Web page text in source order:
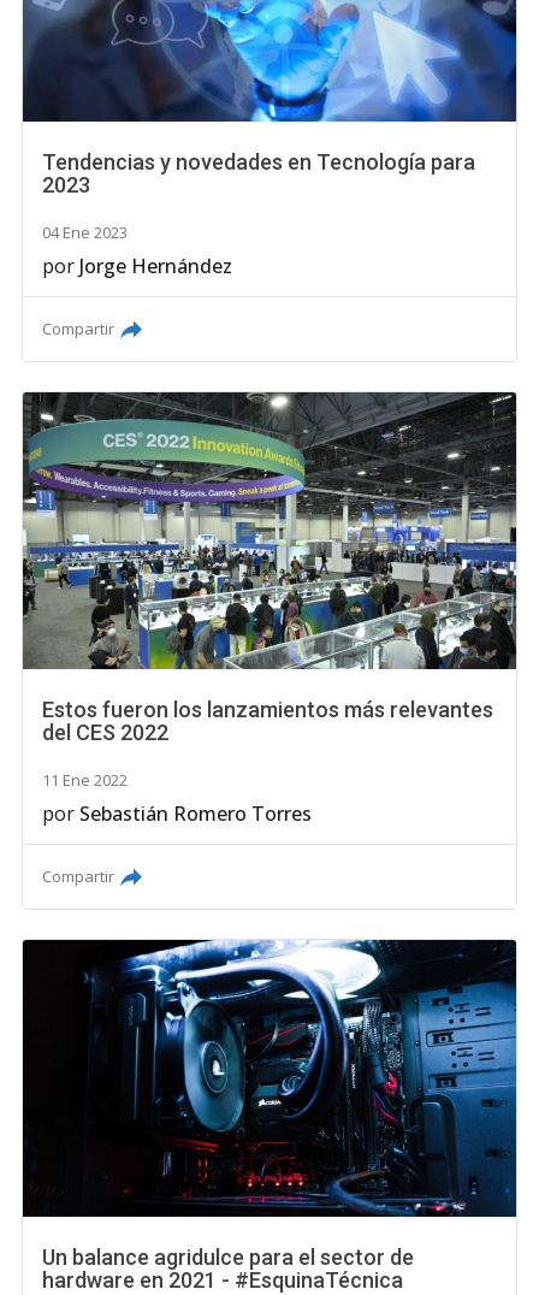
Tendencias y novedades en Tecnología para
2023
04 Ene 2023
por Jorge Hernández
Compartir
Estos fueron los lanzamientos más relevantes
del CES 2022
11 Ene 2022
por Sebastián Romero Torres
Compartir
Un balance agridulce para el sector de
hardware en 2021 - #EsquinaTécnica